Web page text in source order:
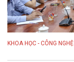
KHOA HỌC - CÔNG NGHỆ